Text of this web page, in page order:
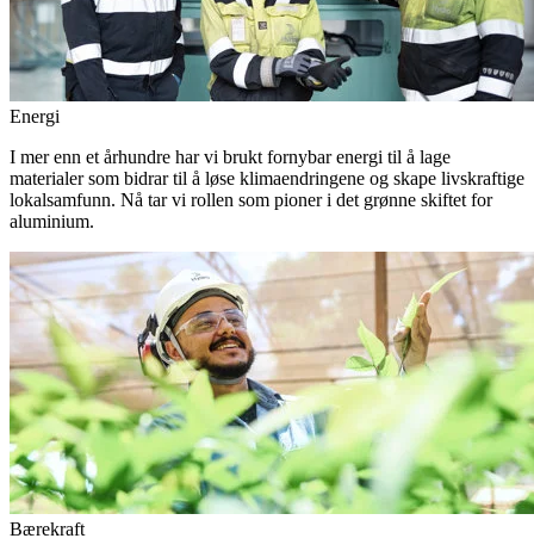
Energi
I mer enn et århundre har vi brukt fornybar energi til å lage
materialer som bidrar til å løse klimaendringene og skape livskraftige
lokalsamfunn. Nå tar vi rollen som pioner i det grønne skiftet for
aluminium.
Bærekraft